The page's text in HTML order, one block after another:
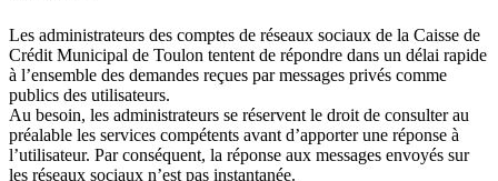
Les administrateurs des comptes de réseaux sociaux de la Caisse de
Crédit Municipal de Toulon tentent de répondre dans un délai rapide
à l’ensemble des demandes reçues par messages privés comme
publics des utilisateurs.
Au besoin, les administrateurs se réservent le droit de consulter au
préalable les services compétents avant d’apporter une réponse à
l’utilisateur. Par conséquent, la réponse aux messages envoyés sur
les réseaux sociaux n’est pas instantanée.